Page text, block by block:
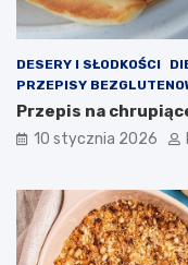
DESERY I SŁODKOŚCI
PRZEPISY
Przepis na
10 stycznia 2026